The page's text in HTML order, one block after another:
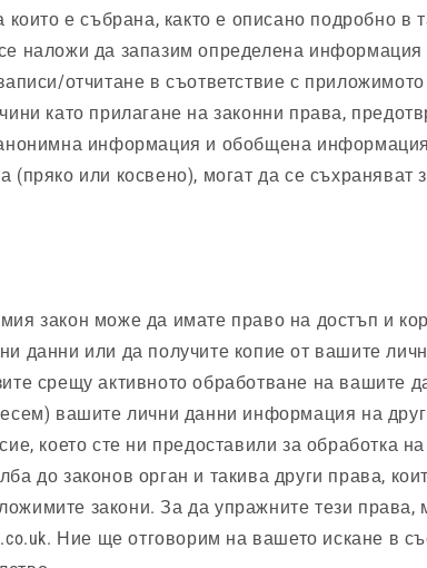
които е събрана, както е описано подробно в
наложи да запазим определена информация
отчитане в съответствие с
като прилагане на законни права,
информация и обобщена
(пряко или косвено), могат да се съхраняват
закон може да имате право на достъп и
данни или да получите копие от вашите
срещу активното обработване на вашите
вашите лични данни информация на друг
което сте ни предоставили за обработка
до законов орган и такива други права,
закони. За да упражните тези права,
. Ние ще отговорим на вашето искане в